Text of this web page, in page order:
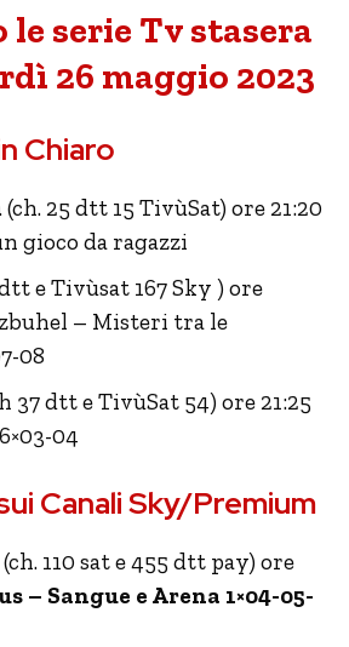
le serie Tv stasera
26 maggio 2023
Chiaro
(ch. 25 dtt 15 TivùSat) ore 21:20
gioco da ragazzi
e Tivùsat 167 Sky ) ore
– Misteri tra le
08
37 dtt e TivùSat 54) ore 21:25
04
Canali Sky/Premium
(ch. 110 sat e 455 dtt pay) ore
– Sangue e Arena 1×04-05-